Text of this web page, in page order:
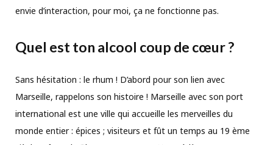
envie d’interaction, pour moi, ça ne fonctionne pas.
Quel est ton alcool coup de cœur ?
Sans hésitation : le rhum ! D’abord pour son lien avec
Marseille, rappelons son histoire ! Marseille avec son port
international est une ville qui accueille les merveilles du
monde entier : épices ; visiteurs et fût un temps au 19 ème